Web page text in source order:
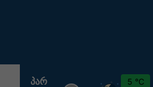
ᲞᲐᲠ
5 °C